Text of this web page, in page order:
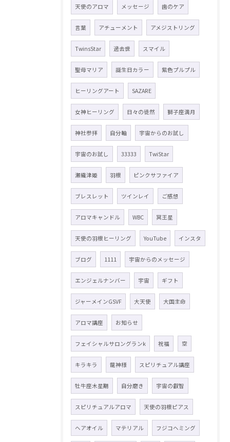
天使のアロマ メッセージ 歯のケア
言葉 アチューメント アメジストリング
TwinsStar 過去世 スマイル
聖母マリア 誕生日カラー 紫色プルプル
ヒーリングアート SAZARE
女神ヒーリング 日々の徒然 獅子座満月
神社参拝 自分軸 宇宙からのお試し
宇宙のお試し 33333 TwiStar
瀬織津姫 羽根 ピンクサファイア
ブレスレット ツインレイ ご感想
アロマキャンドル WBC 冥王星
天使の羽根ヒーリング YouTube インスタ
ブログ 1111 宇宙からのメッセージ
エンジェルナンバー 宇宙 ギフト
ジャーメインGSVF 大天使 大国主命
アロマ講座 お知らせ
フェイシャルサロングランk 祝福 空
キラキラ 龍神様 スピリチュアル講座
牡牛座木星期 自分磨き 宇宙の叡智
スピリチュアルアロマ 天使の羽根ピアス
ヘアオイル マテリアル フジコヘミング